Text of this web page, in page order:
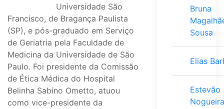
Universidade São
Francisco, de Bragança Paulista
(SP), e pós-graduado em Serviço
de Geriatria pela Faculdade de
Medicina da Universidade de São
Paulo. Foi presidente da Comissão
de Ética Médica do Hospital
Belinha Sabino Ometto, atuou
como vice-presidente da
Bruna
Sousa
Elias
Estevão
Nogueira